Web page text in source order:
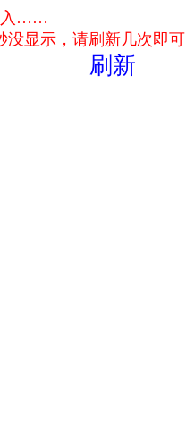
入……
没显示，请刷新几次即可
刷新